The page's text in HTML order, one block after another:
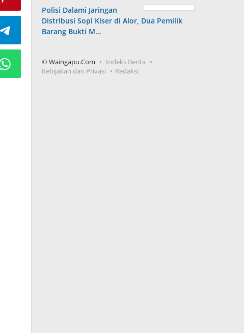
Polisi Dalami Jaringan
Distribusi Sopi Kiser di Alor, Dua Pemilik
Barang Bukti M…
© Waingapu.Com
Indeks Berita
Kebijakan dan Privasi
Redaksi